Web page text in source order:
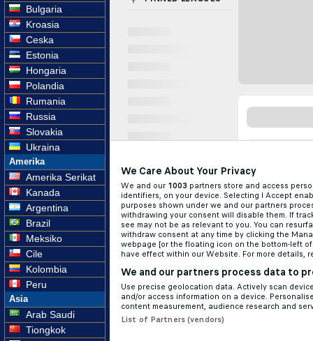
Bulgaria
Kroasia
Ceska
Estonia
Hongaria
Polandia
Rumania
Russia
Slovakia
Ukraina
Amerika
Amerika Serikat
Kanada
Argentina
Brazil
Meksiko
Cile
Kolombia
Peru
Asia
Arab Saudi
Tiongkok